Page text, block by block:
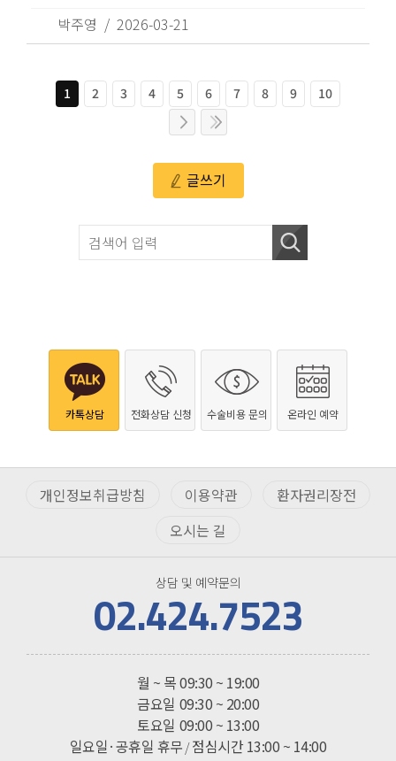
박주영
2026-03-21
1 2 3 4 5 6 7 8 9 10
글쓰기
카톡상담 전화상담 신청 수술비용 문의 온라인 예약
개인정보취급방침 이용약관
환자권리장전
오시는 길
상담 및 예약문의
02.424.7523
진료시간
월 ~ 목09:30 ~ 19:00
금요일 09:30 ~ 20:00
토요일 09:00 ~ 13:00
일요일·공휴일 휴무 /점심시간 13:00 ~ 14:00